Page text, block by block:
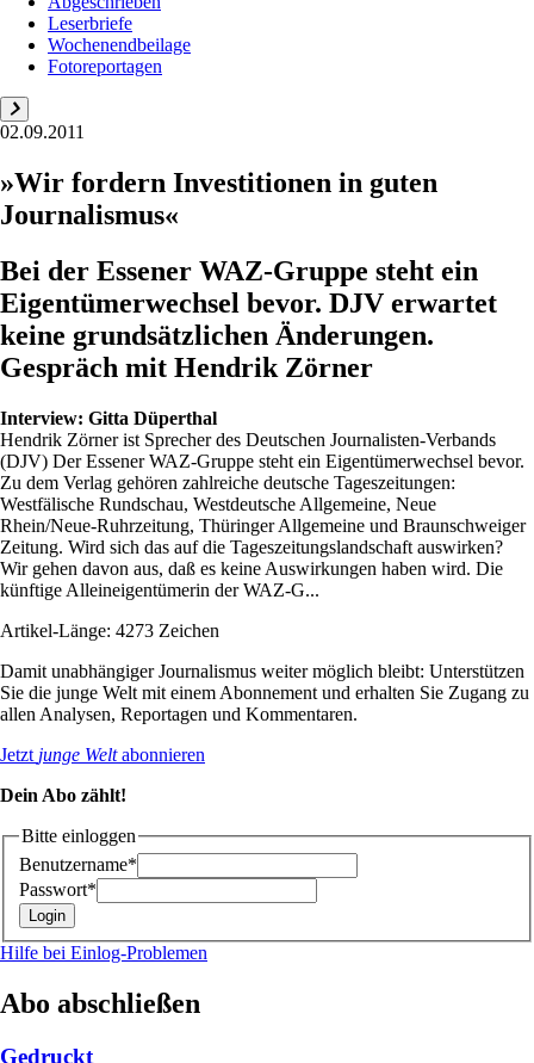
Leserbriefe
Wochenendbeilage
Fotoreportagen
02.09.2011
»Wir fordern Investitionen in guten
Journalismus«
Bei der Essener WAZ-Gruppe steht ein
Eigentümerwechsel bevor. DJV erwartet
keine grundsätzlichen Änderungen.
Gespräch mit Hendrik Zörner
Interview: Gitta Düperthal
Hendrik Zörner ist Sprecher des Deutschen Journalisten-Verbands
(DJV) Der Essener WAZ-Gruppe steht ein Eigentümerwechsel bevor.
Zu dem Verlag gehören zahlreiche deutsche Tageszeitungen:
Westfälische Rundschau, Westdeutsche Allgemeine, Neue
Rhein/Neue-Ruhrzeitung, Thüringer Allgemeine und Braunschweiger
Zeitung. Wird sich das auf die Tageszeitungslandschaft auswirken?
Wir gehen davon aus, daß es keine Auswirkungen haben wird. Die
künftige Alleineigentümerin der WAZ-G...
Artikel-Länge: 4273 Zeichen
Damit unabhängiger Journalismus weiter möglich bleibt: Unterstützen
Sie die junge Welt mit einem Abonnement und erhalten Sie Zugang zu
allen Analysen, Reportagen und Kommentaren.
Jetzt junge Weltabonnieren
Dein Abo zählt!
Bitte einloggen
Benutzername*
Passwort*
Hilfe bei Einlog-Problemen
Abo abschließen
Gedruckt